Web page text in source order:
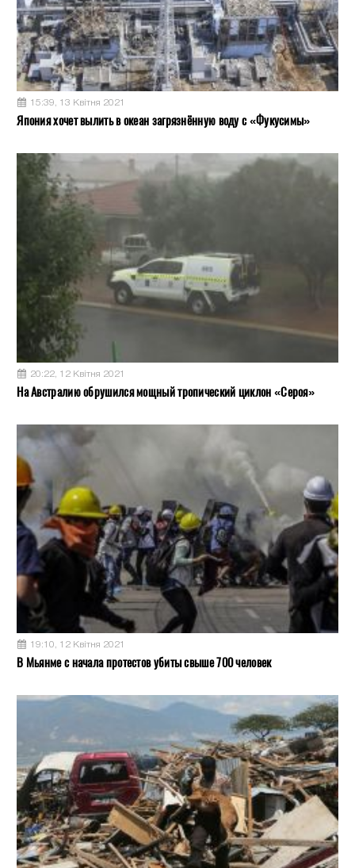
15:39, 13 Квітня 2021
Япония хочет вылить в океан загрязнённую воду с «Фукусимы»
20:22, 12 Квітня 2021
На Австралию обрушился мощный тропический циклон «Сероя»
19:10, 12 Квітня 2021
В Мьянме с начала протестов убиты свыше 700 человек